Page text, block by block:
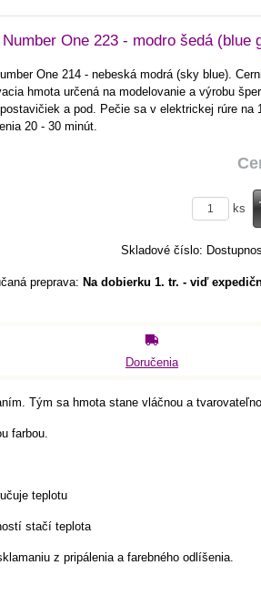
One 223 - modro šedá (blue
One 214 - nebeská modrá (sky blue).
hmota určená na modelovanie a výrobu
a pod. Pečie sa v elektrickej rúre na
20 - 30 minút.
ks
Skladové číslo:
Na dobierku 1. tr. - viď
Doručenia
Tým sa hmota stane vláčnou a
farbou.
teplotu
stačí teplota
z pripálenia a farebného odlíšenia.